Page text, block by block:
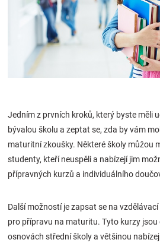
Těhotenské
oblečení
Novinky
Značky
Blog
Hračkářství
Přihlášení
Jedním z prvních kroků, který byste měli
bývalou školu a zeptat se, zda by vám
maturitní zkoušky. Některé školy můžou
studenty, kteří neuspěli a nabízejí jim
přípravných kurzů a individuálního
Další možností je zapsat se na
pro přípravu na maturitu. Tyto kurzy jsou
osnovách střední školy a většinou